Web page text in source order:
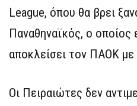
League, όπου θα βρει
Παναθηναϊκός, ο οποίος
αποκλείσει τον ΠΑΟΚ με
Οι Πειραιώτες δεν